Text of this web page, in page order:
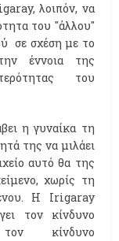
λοιπόν, να
του ''άλλου''
σε σχέση με το
έννοια της
του
η γυναίκα τη
της να μιλάει
αυτό θα της
χωρίς τη
Η Irigaray
τον κίνδυνο
κίνδυνο